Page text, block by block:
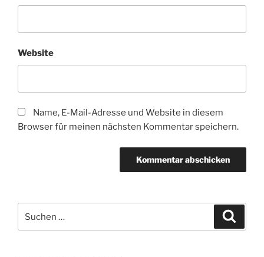
Website
Name, E-Mail-Adresse und Website in diesem
Browser für meinen nächsten Kommentar speichern.
nach: